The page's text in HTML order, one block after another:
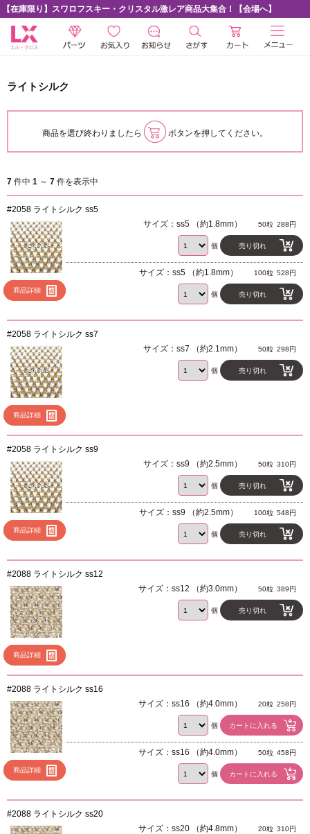
【在庫限り】スワロフスキー・クリスタル激レア商品大集合！【会場へ】
ライトシルク
商品を選び終わりましたら ボタンを押してください。
7 件中 1 ～ 7 件を表示中
#2058 ライトシルク ss5
商品詳細
サイズ：ss5 （約1.8mm） 50粒 288円
個 売り切れ
サイズ：ss5 （約1.8mm） 100粒 528円
個 売り切れ
#2058 ライトシルク ss7
商品詳細
サイズ：ss7 （約2.1mm） 50粒 298円
個 売り切れ
#2058 ライトシルク ss9
商品詳細
サイズ：ss9 （約2.5mm） 50粒 310円
個 売り切れ
サイズ：ss9 （約2.5mm） 100粒 548円
個 売り切れ
#2088 ライトシルク ss12
商品詳細
サイズ：ss12 （約3.0mm） 50粒 389円
個 売り切れ
#2088 ライトシルク ss16
商品詳細
サイズ：ss16 （約4.0mm） 20粒 258円
個
サイズ：ss16 （約4.0mm） 50粒 458円
個
#2088 ライトシルク ss20
サイズ：ss20 （約4.8mm） 20粒 310円